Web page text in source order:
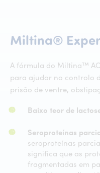
Miltina®
A fórmula do Miltina™
para ajudar no controlo
prisão de ventre,
Baixo teor de
Seroproteínas
seroproteínas
significa que as
fragmentadas em